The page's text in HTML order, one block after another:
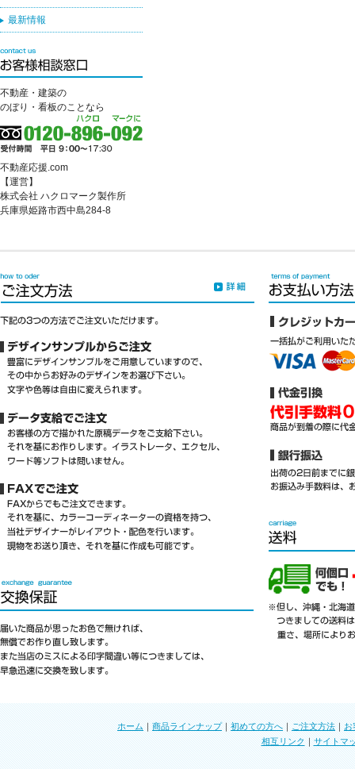
最新情報
不動産・建築の
のぼり・看板のことなら
不動産応援.com
【運営】
株式会社 ハクロマーク製作所
兵庫県姫路市西中島284-8
ホーム ｜ 商品ラインナップ｜ 初めての方へ ｜ ご注文方法 ｜ お
相互リンク ｜ サイトマ